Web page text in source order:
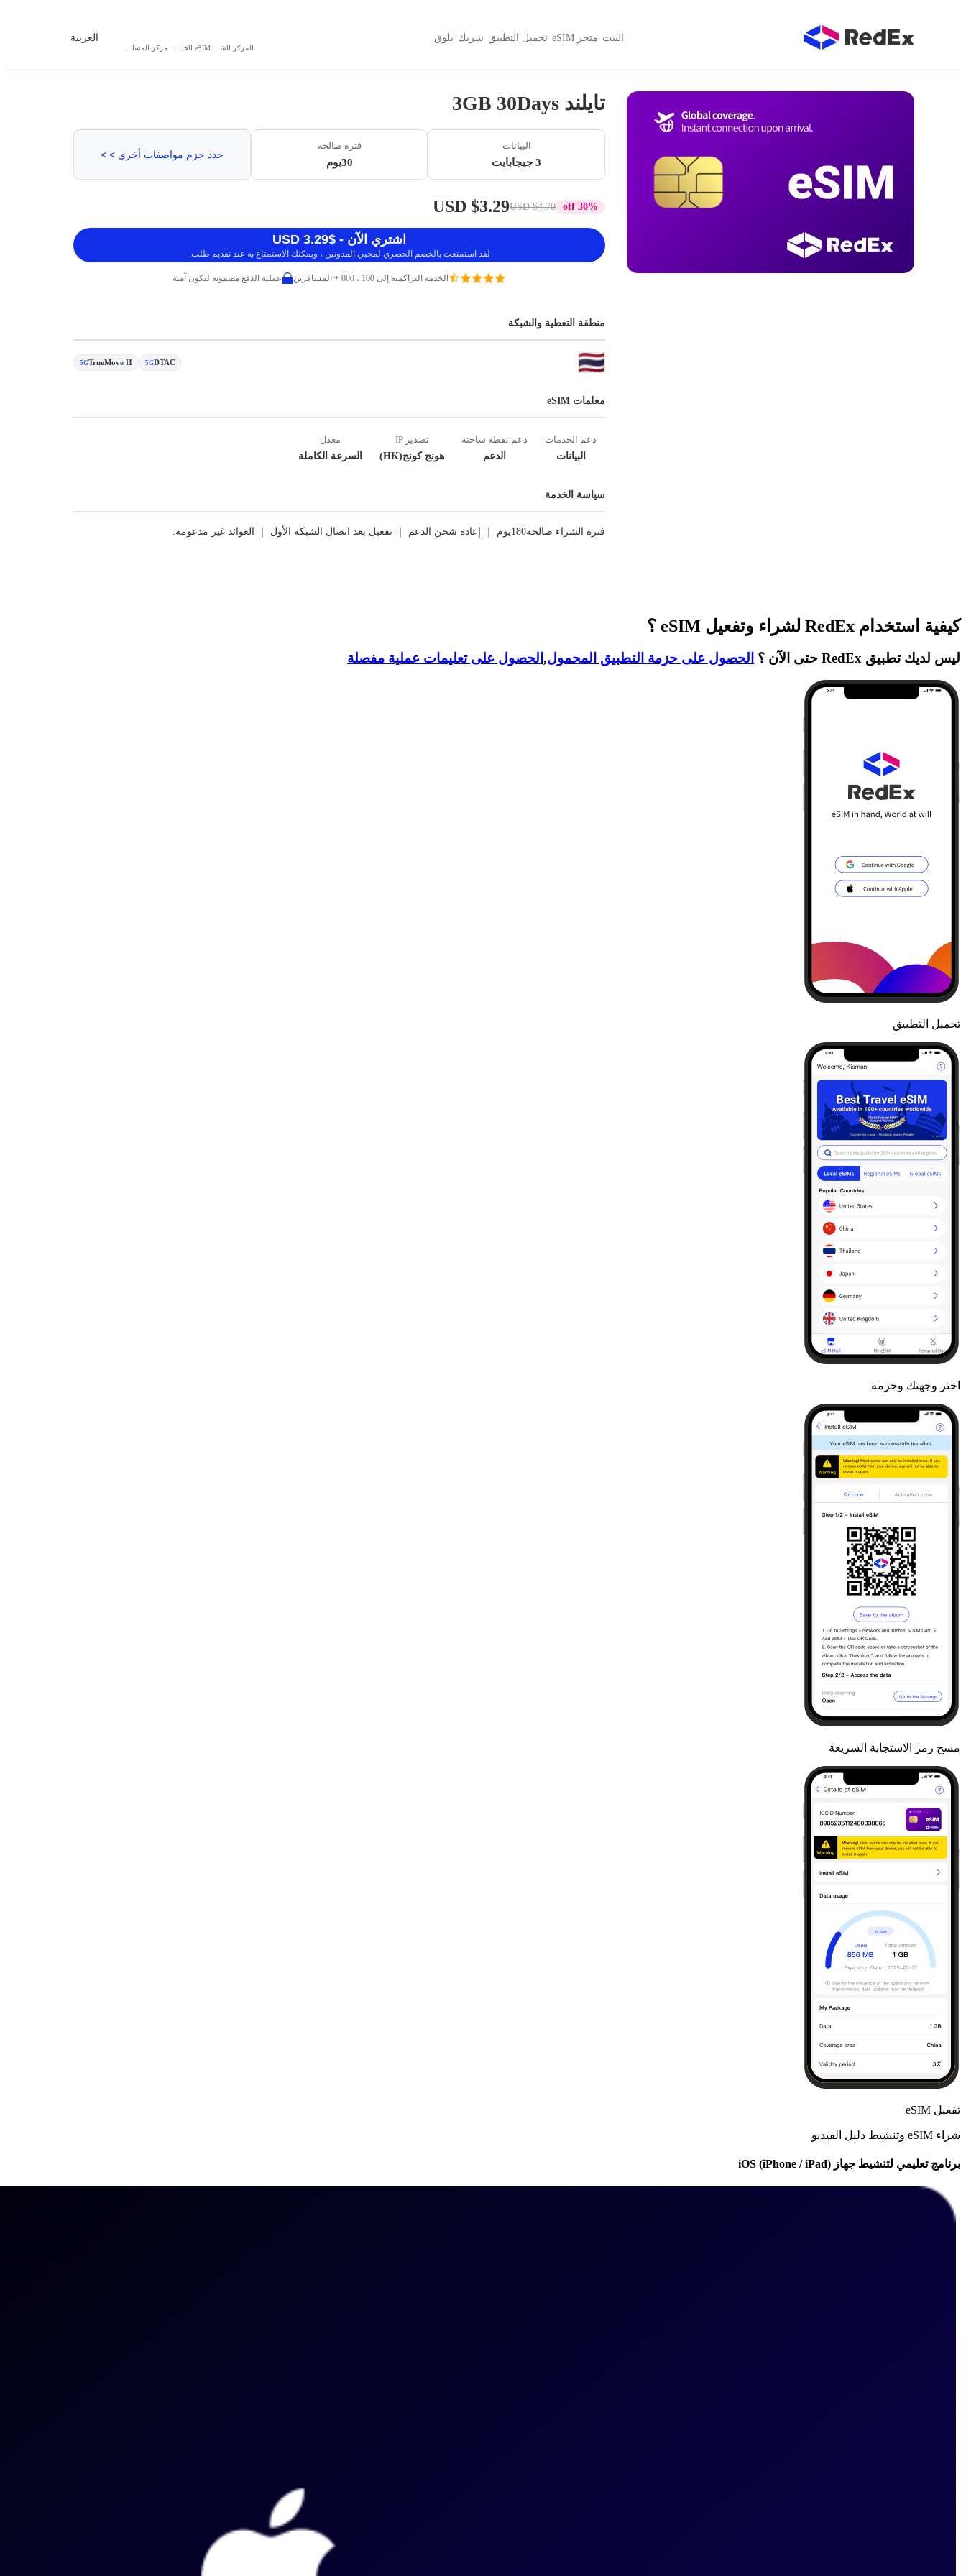
البيت متجر eSIM تحميل التطبيق شريك بلوق العربية
تايلند 3GB 30Days
البيانات
3 جيجابايت
فترة صالحة
30يوم
حدد حزم مواصفات أخرى > >
30% off
$4.70 USD
$3.29 USD
اشتري الآن - $3.29 USD
لقد استمتعت بالخصم الحصري لمحبي المدونين ، ويمكنك الاستمتاع به عند تقديم طلب.
الخدمة التراكمية إلى 100 ، 000 + المسافرين عملية الدفع مضمونة لتكون آمنة
منطقة التغطية والشبكة
DTAC
5G
TrueMove H
5G
معلمات eSIM
دعم الخدمات
البيانات
دعم نقطة ساخنة
الدعم
تصدير IP
هونج كونج(HK)
معدل
السرعة الكاملة
سياسة الخدمة
فترة الشراء صالحة180يوم ｜ إعادة شحن الدعم ｜ تفعيل بعد اتصال الشبكة الأول ｜ العوائد غير مدعومة.
كيفية استخدام RedEx لشراء وتفعيل eSIM ؟
ليس لديك تطبيق RedEx حتى الآن ؟ الحصول على حزمة التطبيق المحمول, الحصول على تعليمات عملية مفصلة
تحميل التطبيق
اختر وجهتك وحزمة
مسح رمز الاستجابة السريعة
تفعيل eSIM
شراء eSIM وتنشيط دليل الفيديو
برنامج تعليمي لتنشيط جهاز iOS (iPhone / iPad)